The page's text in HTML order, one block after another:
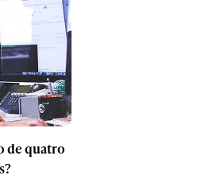
de quatro